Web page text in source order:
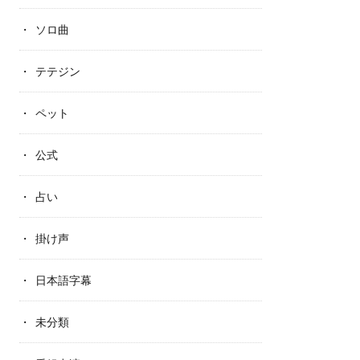
ソロ曲
テテジン
ペット
公式
占い
掛け声
日本語字幕
未分類